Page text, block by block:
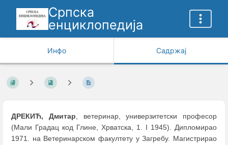
Српска
енциклопедија
Инфо Садржај
ДРЕКИЋ, Дмитар, ветеринар, универзитетски професор
(Мали Градац код Глине, Хрватска, 1. I 1945). Дипломирао
1971. на Ветеринарском факултету у Загребу. Магистрирао